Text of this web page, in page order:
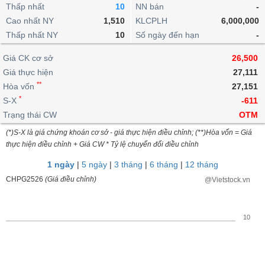
lỗ
dịch
nội
Niên
giám
Tài
liệu
cổ
Định
giá
ngoài
doanh
Top
cổ
phiếu
ngành
dịch
Chứng
quyền
quan
Thống
giao
dịch
Thống
giao
dịch
Tin
tức
Phân
tích
kỹ
thuật
trực
tuyến
Bộ
lọc
cổ
So
Vĩ
mô
lai
Chứng
quyền
Trái
phiếu
IR
Awards
tạo
Dịch
vụ
Thấp nhất
10
Cao nhất NY
1,510
Thấp nhất NY
10
NN bán
-
KLCPLH
6,000,000
Số ngày đến hạn
-
Giá CK cơ sở
26,500
Giá thực hiện
27,111
Hòa vốn **
27,151
S-X *
-611
Trạng thái CW
OTM
(*)S-X là giá chứng khoán cơ sở - giá thực hiện điều chỉnh; (**)Hòa vốn = Giá
thực hiện điều chỉnh + Giá CW * Tỷ lệ chuyển đổi điều chỉnh
1 ngày| 5 ngày| 3 tháng | 6 tháng | 12 tháng
CHPG2526 (Giá điều chỉnh) @Vietstock.vn
10
BẤT
ĐỘNG
SẢN
TÀI
CHÍNH
HÀNG